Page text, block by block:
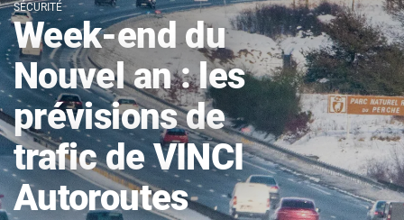
SÉCURITÉ
Week-end du
Nouvel an : les
prévisions de
trafic de VINCI
Autoroutes